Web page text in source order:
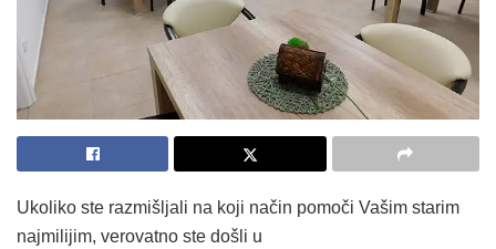
Ukoliko ste razmišljali na koji način pomoči Vašim starim
najmilijim, verovatno ste došli u